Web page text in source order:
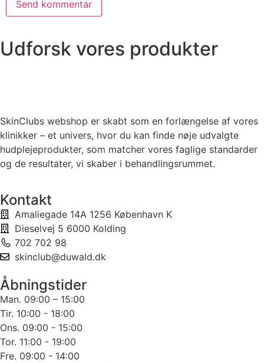
Udforsk vores produkter
SkinClubs webshop er skabt som en forlængelse af vores
klinikker – et univers, hvor du kan finde nøje udvalgte
hudplejeprodukter, som matcher vores faglige standarder
og de resultater, vi skaber i behandlingsrummet.
Kontakt
Amaliegade 14A 1256 København K
Dieselvej 5 6000 Kolding
702 702 98
skinclub@duwald.dk
Åbningstider
Man. 09:00 – 15:00
Tir. 10:00 - 18:00
Ons. 09:00 - 15:00
Tor. 11:00 - 19:00
Fre. 09:00 - 14:00